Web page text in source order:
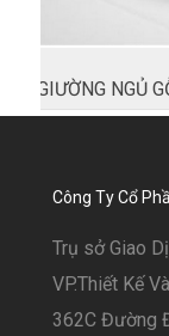
GIƯỜNG NGỦ
Công Ty Cổ
Trụ sở Giao
VP.Thiết Kế
362C Đường